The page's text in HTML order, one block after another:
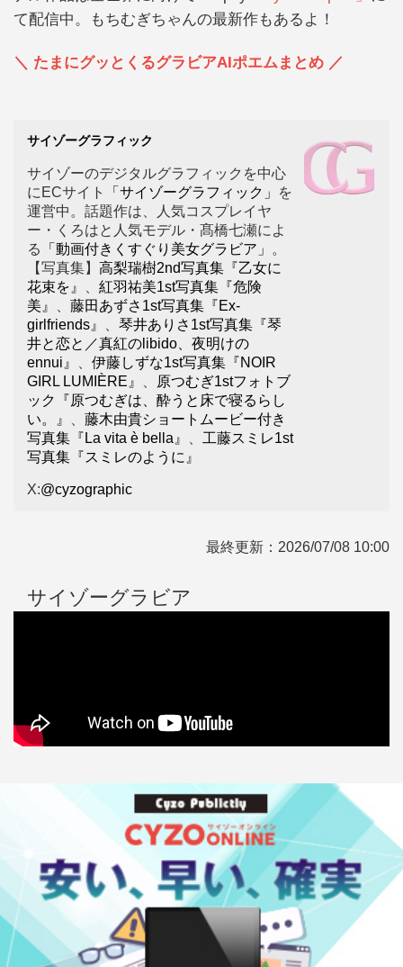
て配信中。もちむぎちゃんの最新作もあるよ！
＼ たまにグッとくるグラビアAIポエムまとめ ／
サイゾーグラフィック
サイゾーのデジタルグラフィックを中心
にECサイト
「サイゾーグラフィック」
を
運営中。話題作は、人気コスプレイヤ
ー・くろはと人気モデル・髙橋七瀬によ
る
「動画付きくすぐり美女グラビア」
。
【写真集】 高梨瑞樹2nd写真集『乙女に
花束を』
紅羽祐美1st写真集『危険
美』
藤田あずさ1st写真集『Ex-
girlfriends』
琴井ありさ1st写真集『琴
井と恋と／真紅のlibido、夜明けの
ennui』
伊藤しずな1st写真集『NOIR
GIRL LUMIÈRE』
原つむぎ1stフォトブ
ック『原つむぎは、酔うと床で寝るらし
い。』
藤木由貴ショートムービー付き
写真集『La vita è bella』
工藤スミレ1st
写真集『スミレのように』
X:@cyzographic
最終更新： 2026/07/08 10:00
サイゾーグラビア